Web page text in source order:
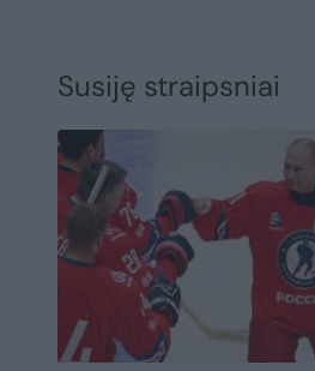
Susiję straipsniai